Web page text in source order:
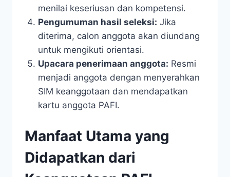
menilai keseriusan dan kompetensi.
Pengumuman hasil seleksi: Jika
diterima, calon anggota akan diundang
untuk mengikuti orientasi.
Upacara penerimaan anggota: Resmi
menjadi anggota dengan menyerahkan
SIM keanggotaan dan mendapatkan
kartu anggota PAFI.
Manfaat Utama yang
Didapatkan dari